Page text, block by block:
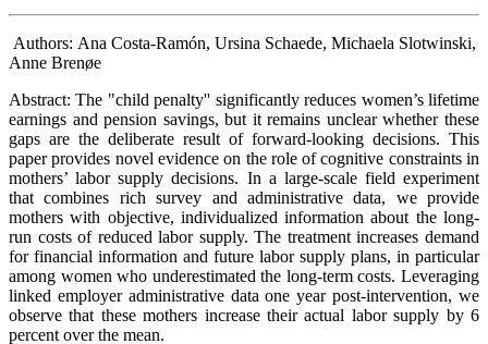
Authors: Ana Costa-Ramón, Ursina Schaede, Michaela Slotwinski,
Anne Brenøe
Abstract: The "child penalty'' significantly reduces women’s lifetime
earnings and pension savings, but it remains unclear whether these
gaps are the deliberate result of forward-looking decisions. This
paper provides novel evidence on the role of cognitive constraints in
mothers’ labor supply decisions. In a large-scale field experiment
that combines rich survey and administrative data, we provide
mothers with objective, individualized information about the long-
run costs of reduced labor supply. The treatment increases demand
for financial information and future labor supply plans, in particular
among women who underestimated the long-term costs. Leveraging
linked employer administrative data one year post-intervention, we
observe that these mothers increase their actual labor supply by 6
percent over the mean.